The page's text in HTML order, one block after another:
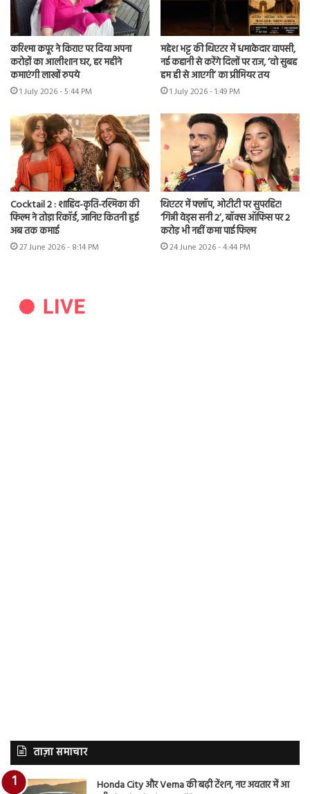
करिश्मा कपूर ने किराए पर दिया अपना
करोड़ों का आलीशान घर, हर महीने
कमाएंगी लाखों रुपये
1 July 2026 - 5:44 PM
महेश भट्ट की थिएटर में धमाकेदार वापसी,
नई कहानी से करेंगे दिलों पर राज, ‘वो सुबह
हम ही से आएगी’ का प्रीमियर तय
1 July 2026 - 1:49 PM
Cocktail 2 : शाहिद-कृति-रश्मिका की
फिल्म ने तोड़ा रिकॉर्ड, जानिए कितनी हुई
अब तक कमाई
27 June 2026 - 8:14 PM
थिएटर में फ्लॉप, ओटीटी पर सुपरहिट!
‘गिन्नी वेड्स सनी 2’, बॉक्स ऑफिस पर 2
करोड़ भी नहीं कमा पाई फिल्म
24 June 2026 - 4:44 PM
ताज़ा समाचार
Honda City और Verna की बढ़ी टेंशन, नए अवतार में आ